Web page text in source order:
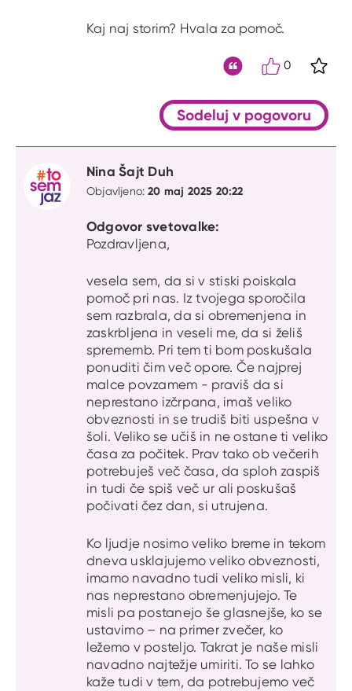
Kaj naj storim? Hvala za pomoč.
0
Sodeluj v pogovoru
Nina Šajt Duh
Objavljeno:20 maj 2025 20:22
Odgovor svetovalke:
Pozdravljena,
vesela sem, da si v stiski poiskala
pomoč pri nas. Iz tvojega sporočila
sem razbrala, da si obremenjena in
zaskrbljena in veseli me, da si želiš
sprememb. Pri tem ti bom poskušala
ponuditi čim več opore. Če najprej
malce povzamem - praviš da si
neprestano izčrpana, imaš veliko
obveznosti in se trudiš biti uspešna v
šoli. Veliko se učiš in ne ostane ti veliko
časa za počitek. Prav tako ob večerih
potrebuješ več časa, da sploh zaspiš
in tudi če spiš več ur ali poskušaš
počivati čez dan, si utrujena.
Ko ljudje nosimo veliko breme in tekom
dneva usklajujemo veliko obveznosti,
imamo navadno tudi veliko misli, ki
nas neprestano obremenjujejo. Te
misli pa postanejo še glasnejše, ko se
ustavimo – na primer zvečer, ko
ležemo v posteljo. Takrat je naše misli
navadno najtežje umiriti. To se lahko
kaže tudi v tem, da potrebujemo več